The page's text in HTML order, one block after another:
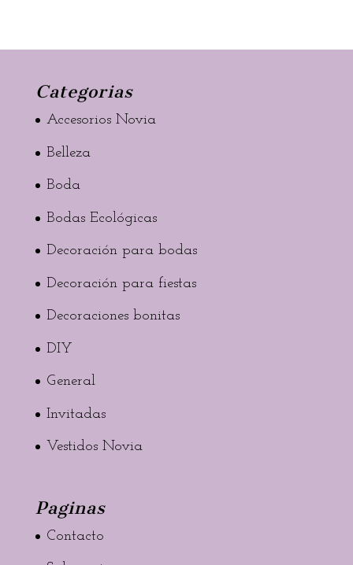
Categorias
Accesorios Novia
Belleza
Boda
Bodas Ecológicas
Decoración para bodas
Decoración para fiestas
Decoraciones bonitas
DIY
General
Invitadas
Vestidos Novia
Paginas
Contacto